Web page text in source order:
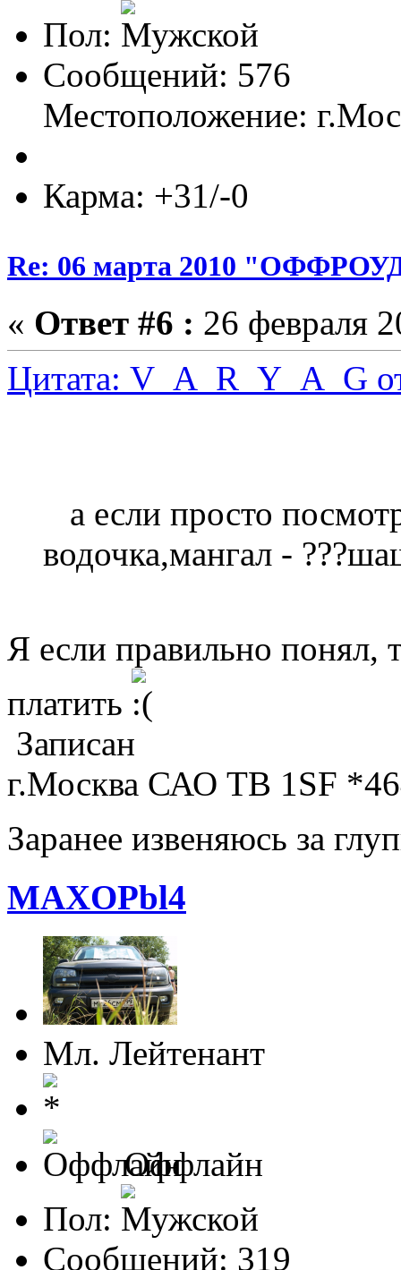
Пол:
Сообщений: 576
Местоположение:
Карма: +31/-0
Re: 06 марта 2010
« Ответ #6 : 26 февраля
Цитата: V_A_R_Y_A_G
а если просто
водочка,мангал -
Я если правильно понял,
платить
Записан
г.Москва САО TB 1SF
Заранее извеняюсь за
MAXOPbl4
Мл. Лейтенант
Оффлайн
Пол:
Сообщений: 319